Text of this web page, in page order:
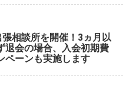
相談所を開催！3ヵ月以
退会の場合、入会初期費
ーンも実施します